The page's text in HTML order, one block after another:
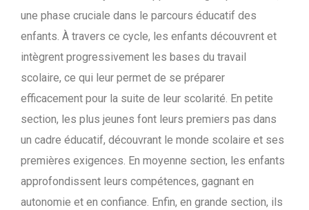
une phase cruciale dans le parcours éducatif des
enfants. À travers ce cycle, les enfants découvrent et
intègrent progressivement les bases du travail
scolaire, ce qui leur permet de se préparer
efficacement pour la suite de leur scolarité. En petite
section, les plus jeunes font leurs premiers pas dans
un cadre éducatif, découvrant le monde scolaire et ses
premières exigences. En moyenne section, les enfants
approfondissent leurs compétences, gagnant en
autonomie et en confiance. Enfin, en grande section, ils